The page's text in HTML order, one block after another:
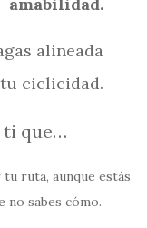
alineada
ciclicidad.
ti que…
ruta, aunque estás
no sabes cómo.